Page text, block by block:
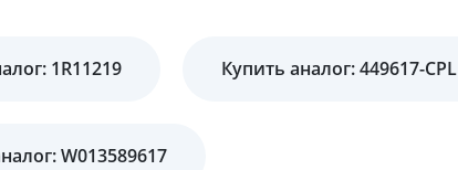
1R11219 Купить аналог: 449617-CPL
W013589617